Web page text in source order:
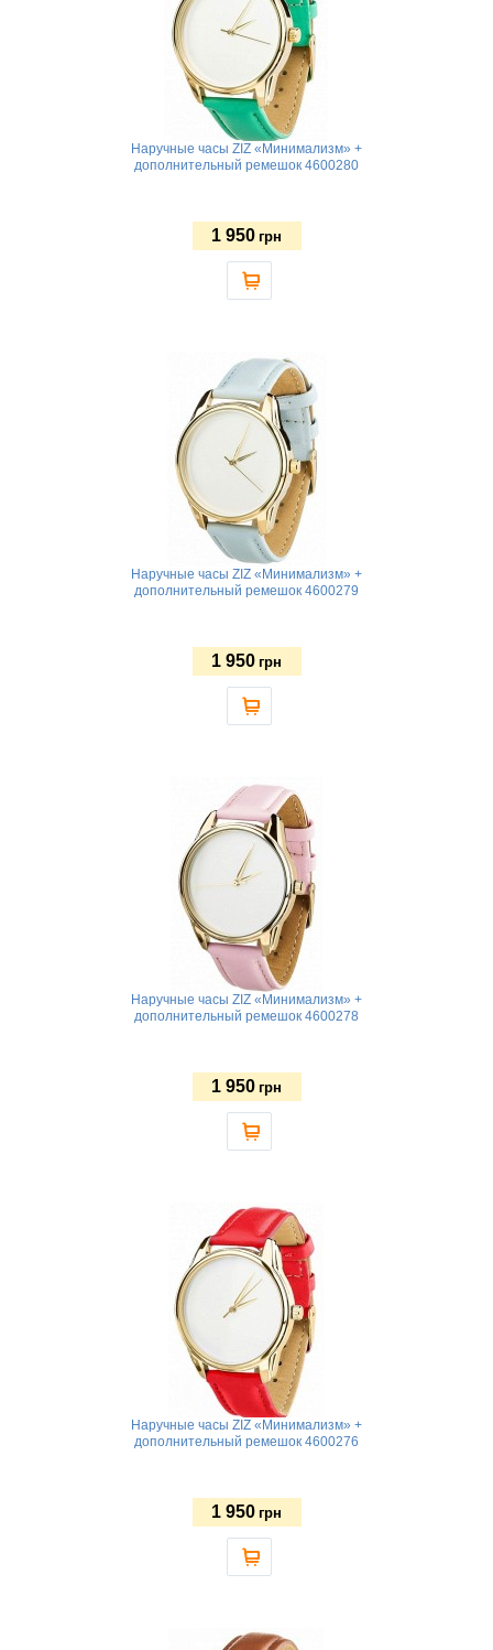
Наручные часы ZIZ «Минимализм» +
дополнительный ремешок 4600280
1 950 грн
Наручные часы ZIZ «Минимализм» +
дополнительный ремешок 4600279
1 950 грн
Наручные часы ZIZ «Минимализм» +
дополнительный ремешок 4600278
1 950 грн
Наручные часы ZIZ «Минимализм» +
дополнительный ремешок 4600276
1 950 грн